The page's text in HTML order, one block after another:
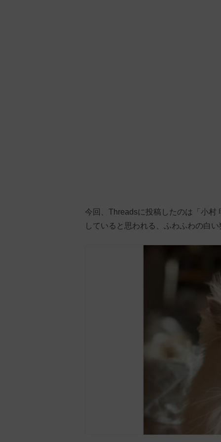
今回、Threadsに投稿したのは「小村
していると思われる、ふわふわの白